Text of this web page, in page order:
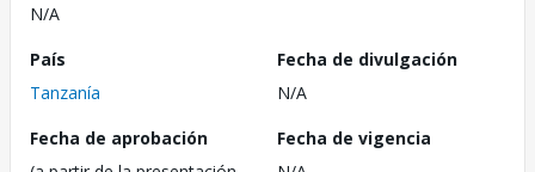
N/A
País
Tanzanía
Fecha de divulgación
N/A
Fecha de aprobación
Fecha de vigencia